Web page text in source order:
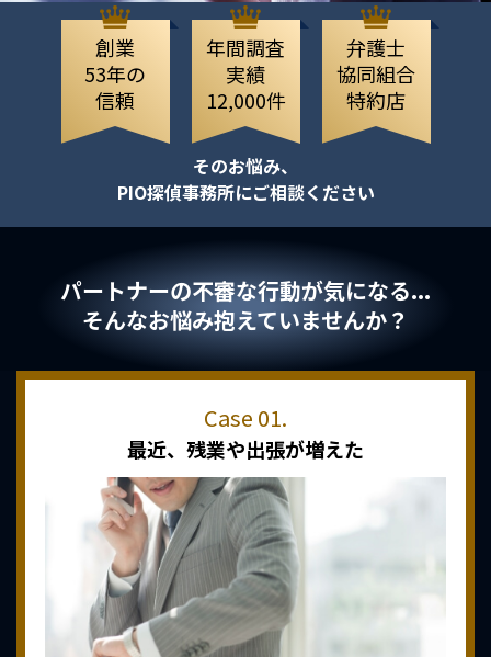
創業
53年の
信頼
年間調査
実績
12,000件
弁護士
協同組合
特約店
そのお悩み、
PIO探偵事務所にご相談ください
パートナーの不審な行動が気になる...
そんなお悩み抱えていませんか？
最近、 残業や出張が増えた